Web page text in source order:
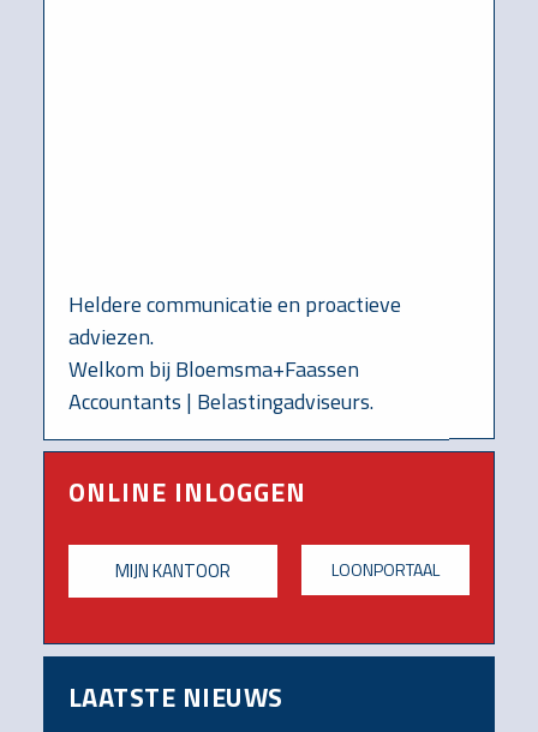
Heldere communicatie en proactieve
adviezen.
Welkom bij Bloemsma+Faassen
Accountants | Belastingadviseurs.
ONLINE INLOGGEN
MIJN KANTOOR LOONPORTAAL
LAATSTE NIEUWS